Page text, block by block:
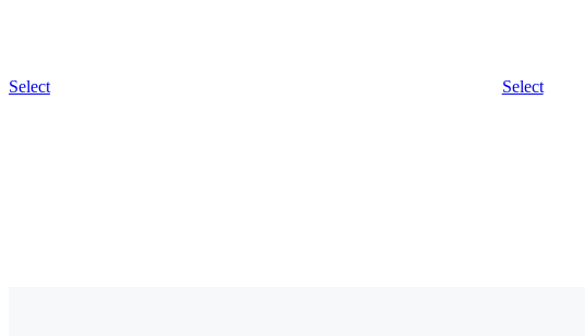
Select Select